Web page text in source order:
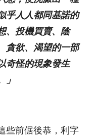
乎人人都同基諾的
、投機買賣、陰
貪欲、渴望的一部
奇怪的現象發生
」
些前倨後恭，利字